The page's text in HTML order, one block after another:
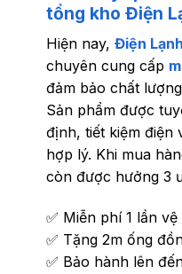
tổng kho Điện
Hiện nay, Điện
chuyên cung cấp
đảm bảo chất
Sản phẩm được
định, tiết kiệm điện
hợp lý. Khi mua
còn được hưởng 3
✅ Miễn phí 1 lần
✅ Tặng 2m ống
✅ Bảo hành lên